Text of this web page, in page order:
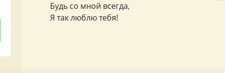
Будь со мной всегда,
Я так люблю тебя!